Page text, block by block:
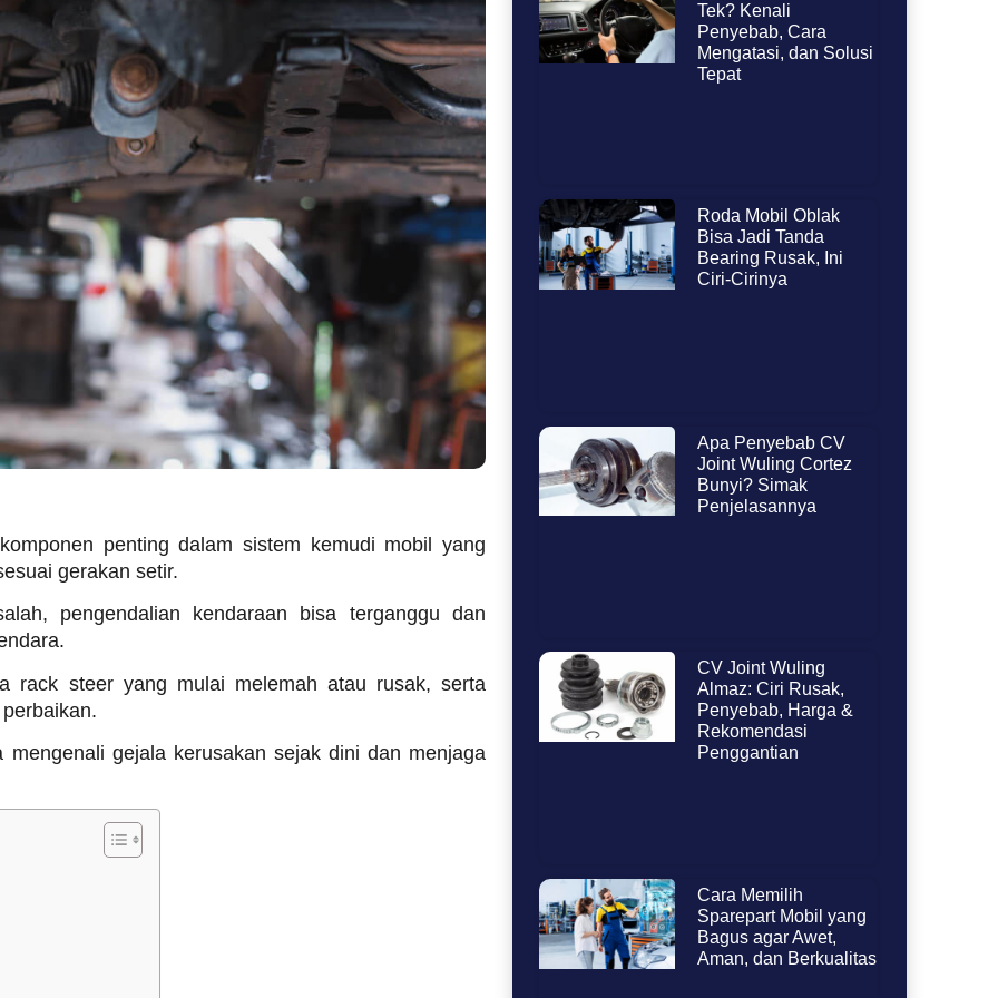
penting dalam sistem kemudi mobil yang
gerakan setir.
pengendalian kendaraan bisa terganggu dan
rack steer yang mulai melemah atau rusak, serta
gejala kerusakan sejak dini dan menjaga
Tek? Kenali
Penyebab, Cara
Mengatasi, dan Solusi
Tepat
Roda Mobil Oblak
Bisa Jadi Tanda
Bearing Rusak, Ini
Ciri-Cirinya
Apa Penyebab CV
Joint Wuling Cortez
Bunyi? Simak
Penjelasannya
CV Joint Wuling
Almaz: Ciri Rusak,
Penyebab, Harga &
Rekomendasi
Penggantian
Cara Memilih
Sparepart Mobil yang
Bagus agar Awet,
Aman, dan Berkualitas